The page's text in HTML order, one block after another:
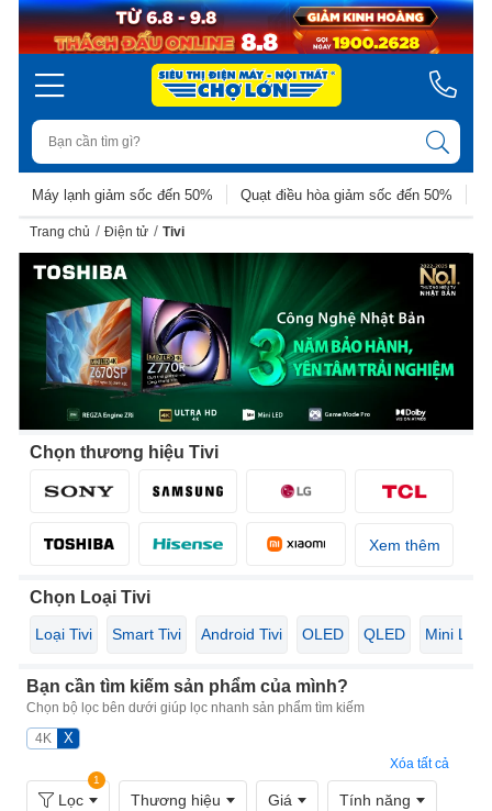
Máy lạnh giảm sốc đến 50% Quạt điều hòa giảm sốc đến 50%
Trang chủ / Điện tử / Tivi
Chọn thương hiệu Tivi
Xem thêm
Chọn Loại Tivi
Loại Tivi Smart Tivi Android Tivi OLED QLED Mini LED
Bạn cần tìm kiếm sản phẩm của mình?
Chọn bộ lọc bên dưới giúp lọc nhanh sản phẩm tìm kiếm
4K
X
Xóa tất cả
1
Lọc Thương hiệu Giá Tính năng